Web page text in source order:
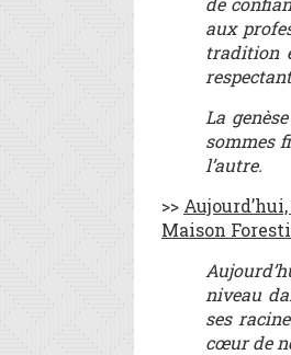
aux
tradition
La
sommes
l’autre.
>>
Maison
niveau
ses
cœur de